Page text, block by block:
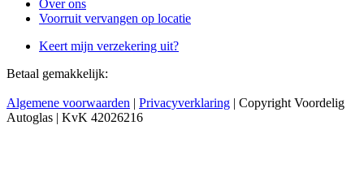
Over ons
Voorruit vervangen op locatie
Keert mijn verzekering uit?
Betaal gemakkelijk:
Algemene voorwaarden | Privacyverklaring | Copyright Voordelig
Autoglas | KvK 42026216